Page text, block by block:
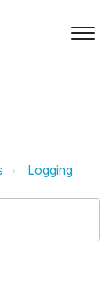
Logging